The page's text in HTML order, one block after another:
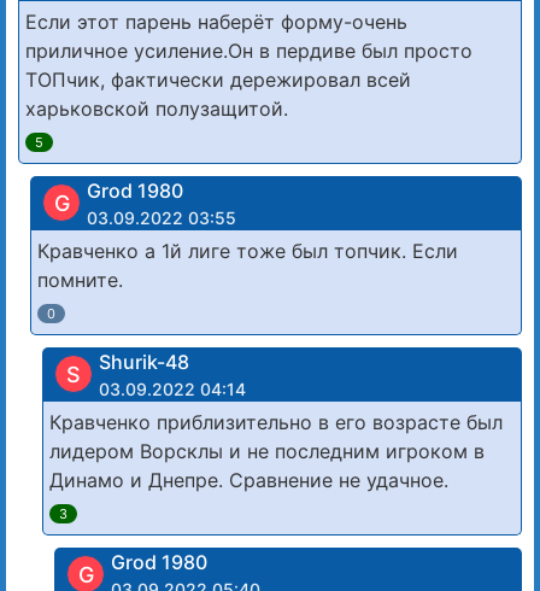
Если этот парень наберёт форму-очень
приличное усиление.Он в пердиве был просто
ТОПчик, фактически дережировал всей
харьковской полузащитой.
5
G Grod 1980
03.09.2022 03:55
Кравченко а 1й лиге тоже был топчик. Если
помните.
0
S Shurik-48
03.09.2022 04:14
Кравченко приблизительно в его возрасте был
лидером Ворсклы и не последним игроком в
Динамо и Днепре. Сравнение не удачное.
3
G Grod 1980